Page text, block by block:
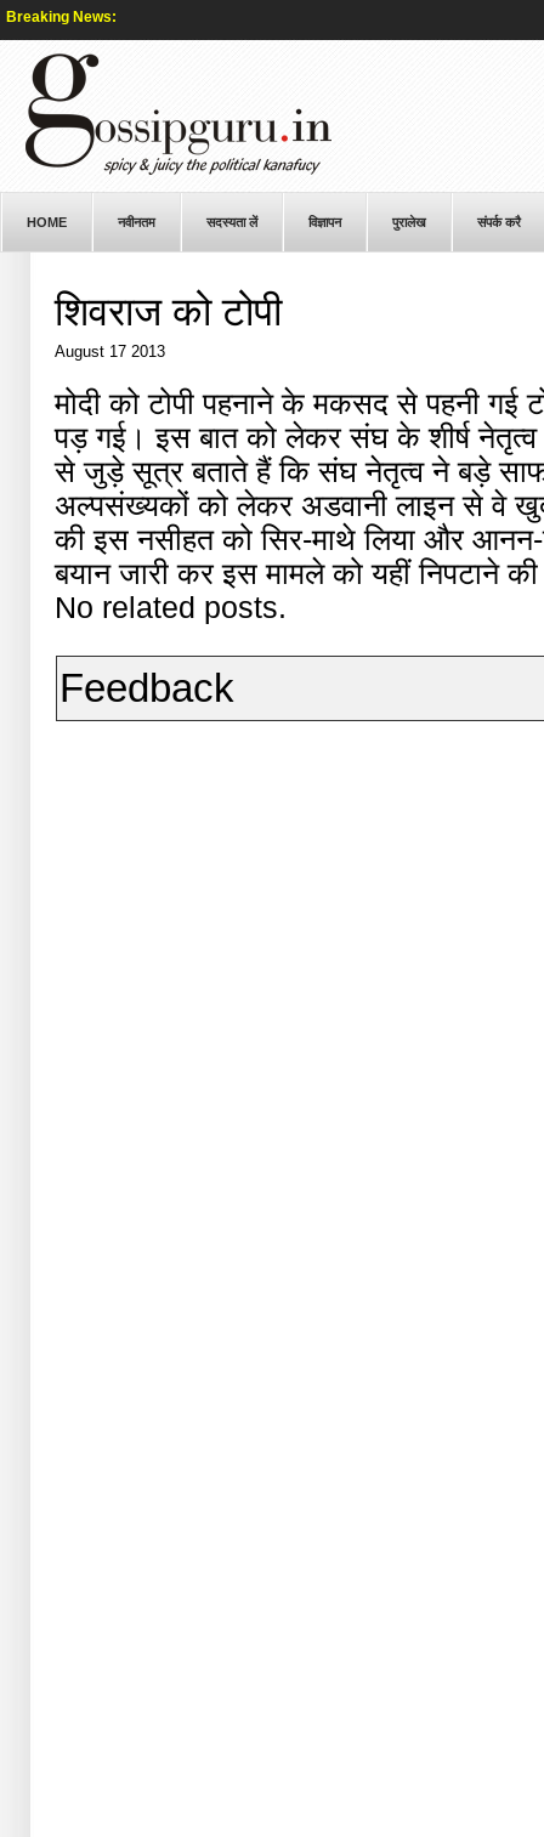
Breaking News:
HOME नवीनतम सदस्यता लें विज्ञापन पुरालेख संपर्क करै
शिवराज को टोपी
August 17 2013
मोदी को टोपी पहनाने के मकसद से पहनी गई
पड़ गई। इस बात को लेकर संघ के शीर्ष
से जुड़े सूत्र बताते हैं कि संघ नेतृत्व ने बड़े साफ
अल्पसंख्यकों को लेकर अडवानी लाइन से वे
की इस नसीहत को सिर-माथे लिया और आनन-
बयान जारी कर इस मामले को यहीं निपटाने
No related posts.
Feedback